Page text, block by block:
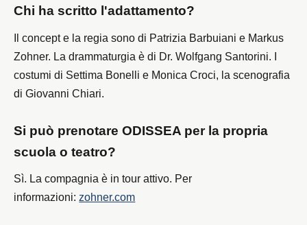
Chi ha scritto l'adattamento?
Il concept e la regia sono di Patrizia Barbuiani e Markus
Zohner. La drammaturgia è di Dr. Wolfgang Santorini. I
costumi di Settima Bonelli e Monica Croci, la scenografia
di Giovanni Chiari.
Si può prenotare ODISSEA per la propria
scuola o teatro?
Sì. La compagnia è in tour attivo. Per
informazioni:zohner.com